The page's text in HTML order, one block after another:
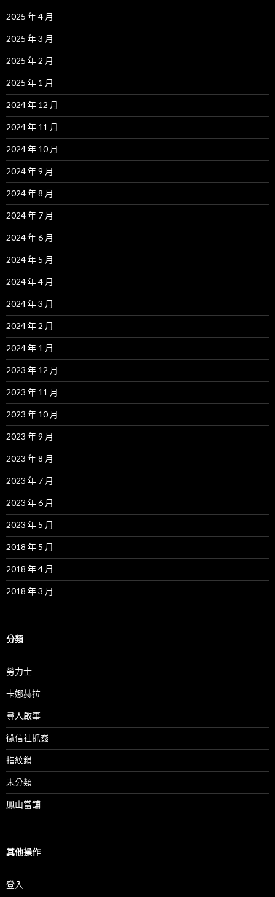
2025 年 4 月
2025 年 3 月
2025 年 2 月
2025 年 1 月
2024 年 12 月
2024 年 11 月
2024 年 10 月
2024 年 9 月
2024 年 8 月
2024 年 7 月
2024 年 6 月
2024 年 5 月
2024 年 4 月
2024 年 3 月
2024 年 2 月
2024 年 1 月
2023 年 12 月
2023 年 11 月
2023 年 10 月
2023 年 9 月
2023 年 8 月
2023 年 7 月
2023 年 6 月
2023 年 5 月
2018 年 5 月
2018 年 4 月
2018 年 3 月
分類
勞力士
卡娜赫拉
尋人啟事
徵信社抓姦
指紋鎖
未分類
鳳山當舖
其他操作
登入